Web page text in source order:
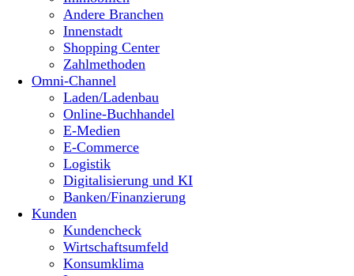
Andere Branchen
Innenstadt
Shopping Center
Zahlmethoden
Omni-Channel
Laden/Ladenbau
Online-Buchhandel
E-Medien
E-Commerce
Logistik
Digitalisierung und KI
Banken/Finanzierung
Kunden
Kundencheck
Wirtschaftsumfeld
Konsumklima